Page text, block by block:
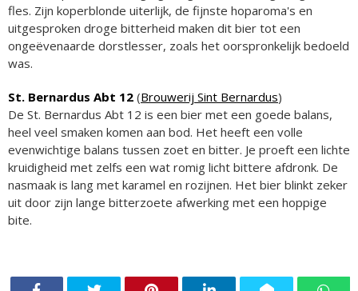
fles. Zijn koperblonde uiterlijk, de fijnste hoparoma's en
uitgesproken droge bitterheid maken dit bier tot een
ongeëvenaarde dorstlesser, zoals het oorspronkelijk bedoeld
was.
St. Bernardus Abt 12 (Brouwerij Sint Bernardus)
De St. Bernardus Abt 12 is een bier met een goede balans,
heel veel smaken komen aan bod. Het heeft een volle
evenwichtige balans tussen zoet en bitter. Je proeft een lichte
kruidigheid met zelfs een wat romig licht bittere afdronk. De
nasmaak is lang met karamel en rozijnen. Het bier blinkt zeker
uit door zijn lange bitterzoete afwerking met een hoppige
bite.